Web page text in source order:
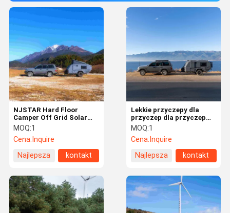
Lekkie przyczepy dla
przyczep dla przyczep
dla przyczep na podłodze
NJSTAR EXPLORER
MOQ:1
Cena: Inquire
Najlepsza
kontakt
NJSTAR Hard Floor
Camper Off Grid Solar
Trailer Customized Biały
MOQ:1
Cena: Inquire
Najlepsza
kontakt